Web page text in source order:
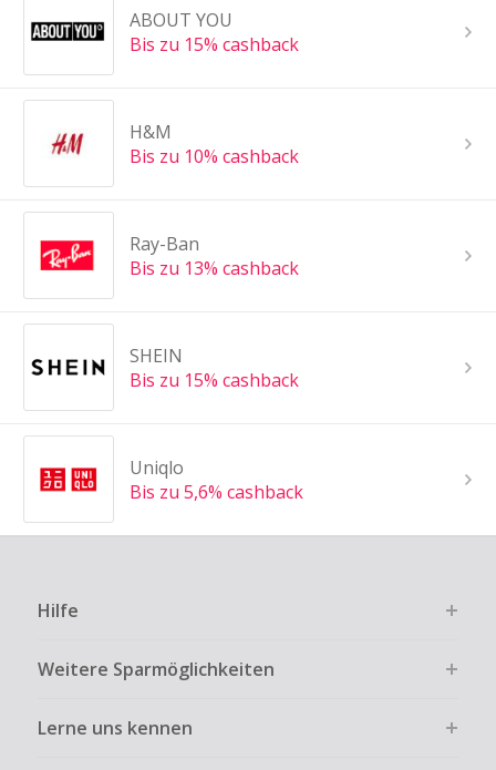
ABOUT YOU
Bis zu 15% cashback
H&M
Bis zu 10% cashback
Ray-Ban
Bis zu 13% cashback
SHEIN
Bis zu 15% cashback
Uniqlo
Bis zu 5,6% cashback
Hilfe
Weitere Sparmöglichkeiten
Lerne uns kennen